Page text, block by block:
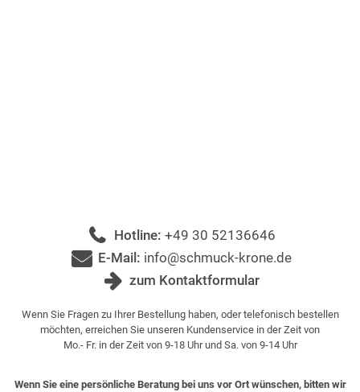
Hotline: +49 30 52136646
E-Mail: info@schmuck-krone.de
zum Kontaktformular
Wenn Sie Fragen zu Ihrer Bestellung haben, oder telefonisch bestellen
möchten, erreichen Sie unseren Kundenservice in der Zeit von
Mo.- Fr. in der Zeit von 9-18 Uhr und Sa. von 9-14 Uhr
Wenn Sie eine persönliche Beratung bei uns vor Ort wünschen, bitten wir